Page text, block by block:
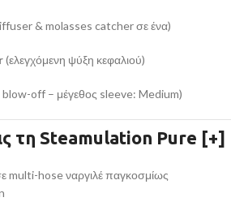
& molasses catcher σε ένα)
(ελεγχόμενη ψύξη κεφαλιού)
blow-off – μέγεθος sleeve: Medium)
τη Steamulation Pure [+]
multi-hose ναργιλέ παγκοσμίως